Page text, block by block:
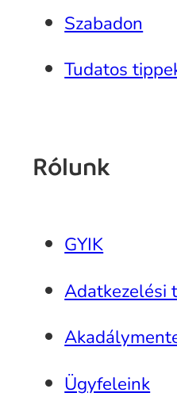
Szabadon
Tudatos
Rólunk
GYIK
Adatkezelési
Ügyfeleink